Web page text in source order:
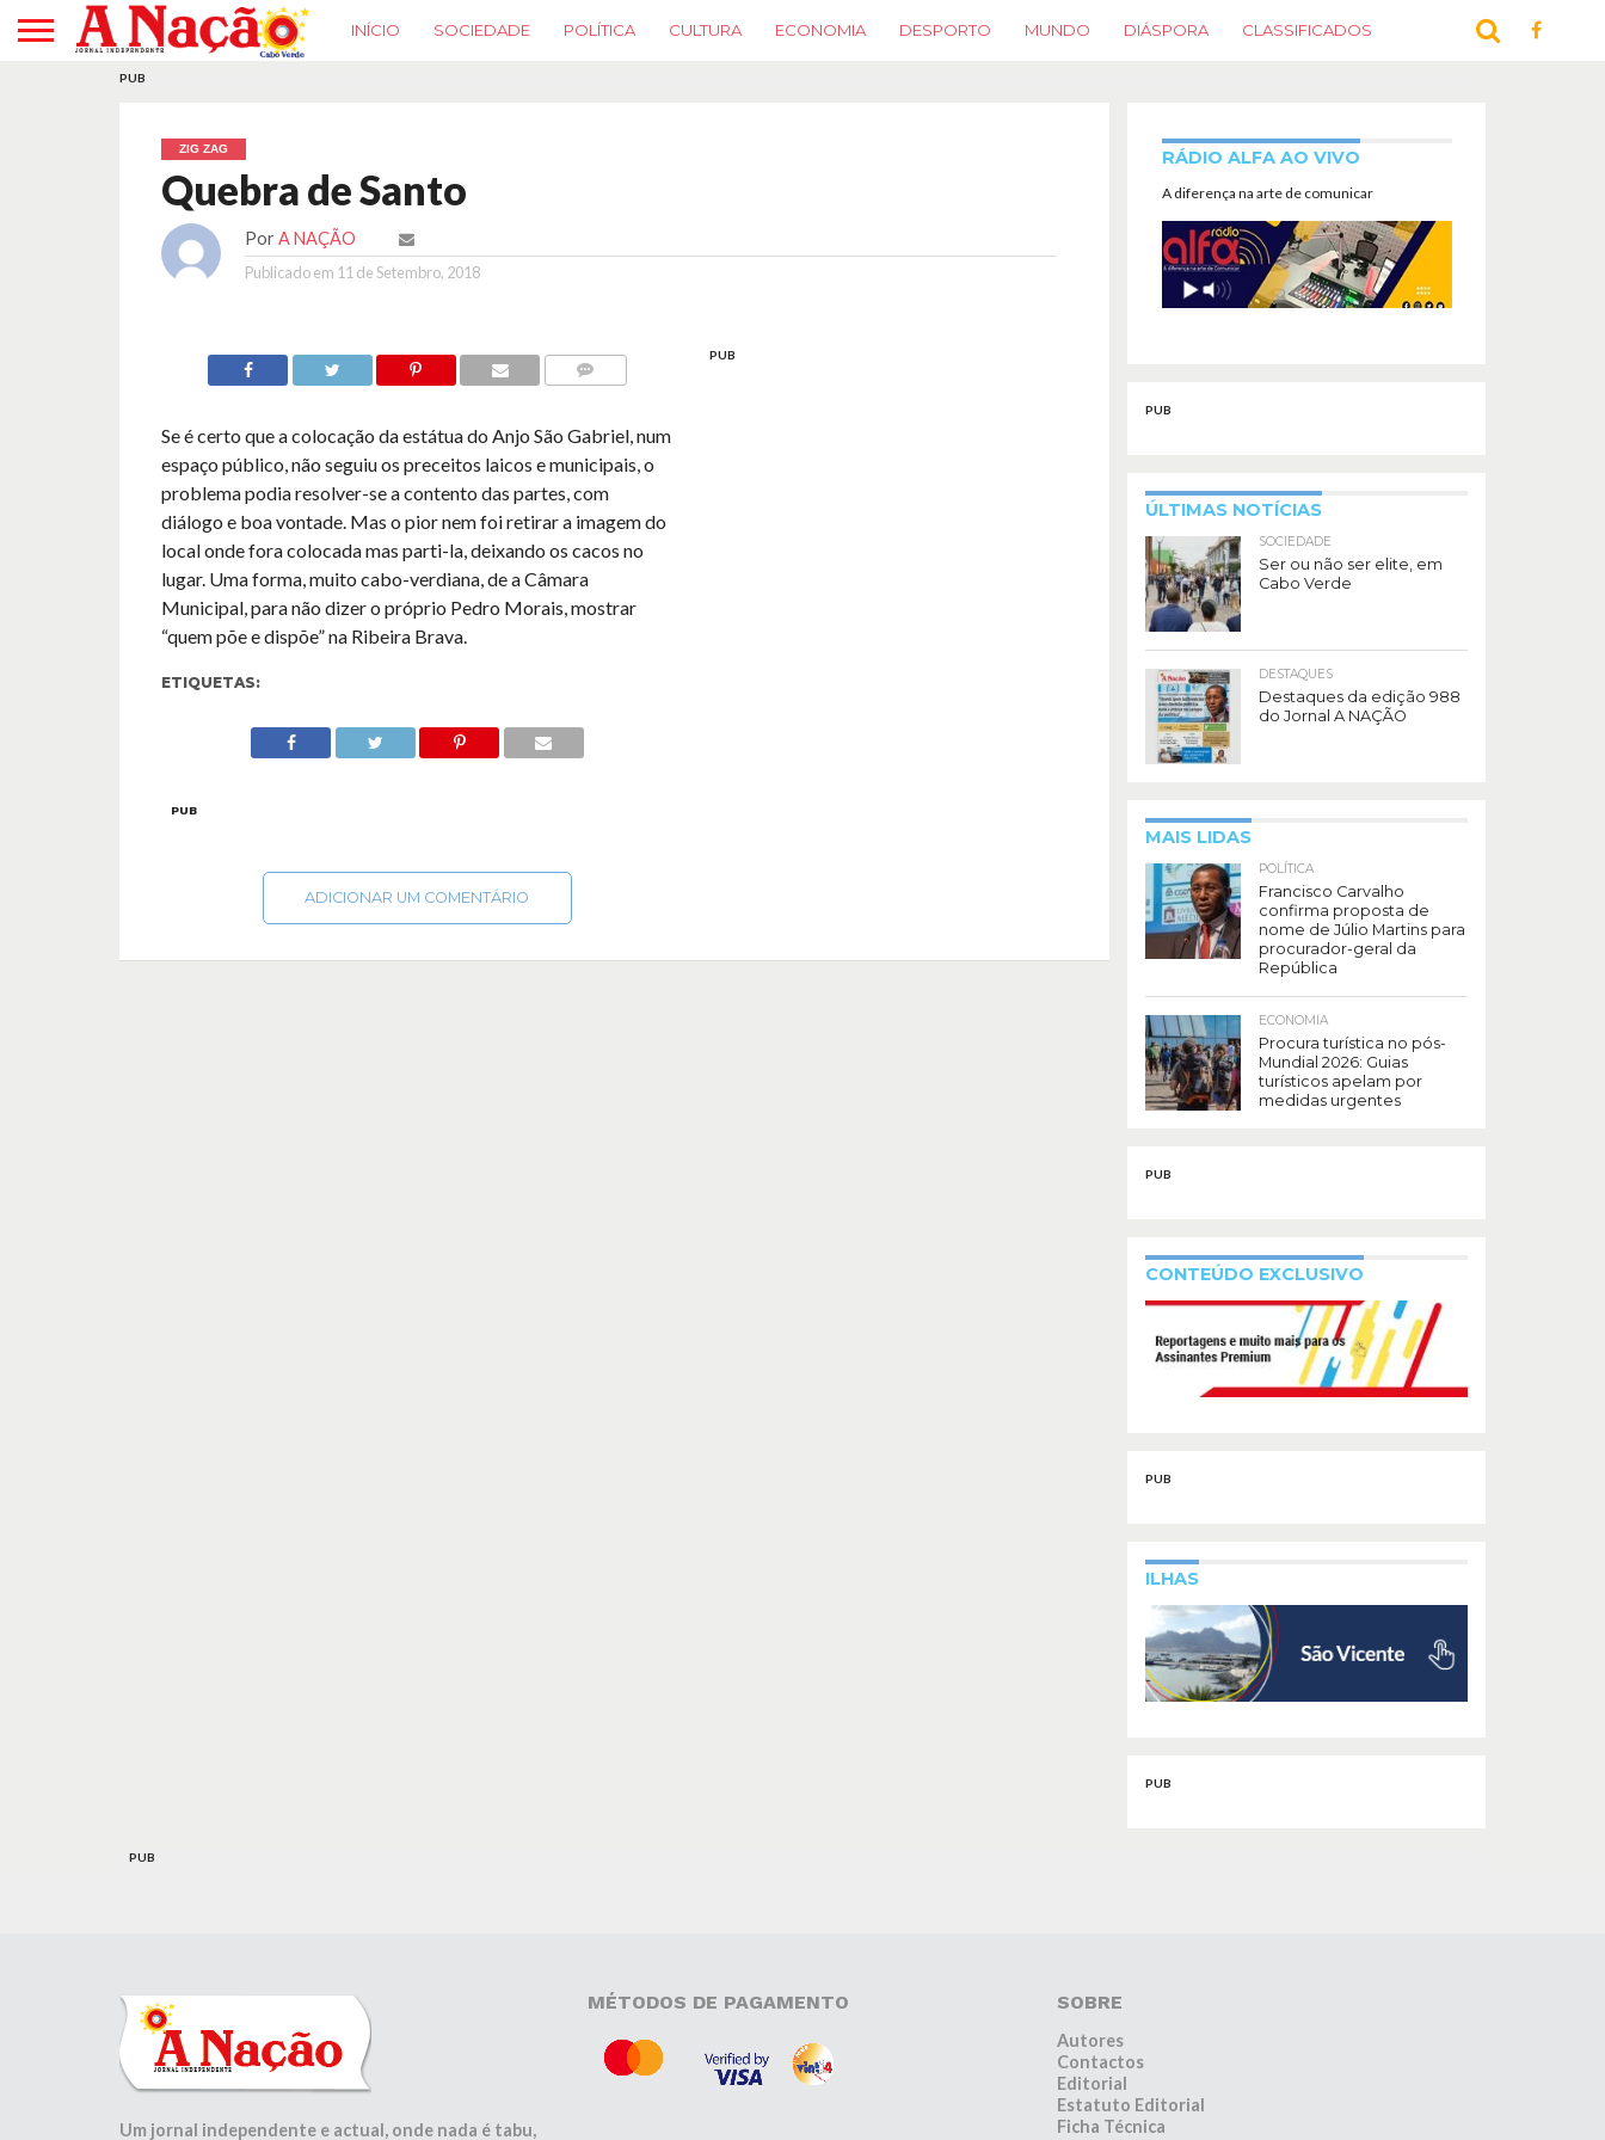
INÍCIO SOCIEDADE POLÍTICA CULTURA ECONOMIA DESPORTO MUNDO DIÁSPORA CLASSIFICADOS
PUB
ZIG ZAG
Quebra de Santo
Por A NAÇÃO
Publicado em 11 de Setembro, 2018
Se é certo que a colocação da estátua do Anjo São Gabriel, num
espaço público, não seguiu os preceitos laicos e municipais, o
problema podia resolver-se a contento das partes, com
diálogo e boa vontade. Mas o pior nem foi retirar a imagem do
local onde fora colocada mas parti-la, deixando os cacos no
lugar. Uma forma, muito cabo-verdiana, de a Câmara
Municipal, para não dizer o próprio Pedro Morais, mostrar
“quem põe e dispõe” na Ribeira Brava.
ETIQUETAS:
PUB
ADICIONAR UM COMENTÁRIO
PUB
RÁDIO ALFA AO VIVO
A diferença na arte de comunicar
PUB
ÚLTIMAS NOTÍCIAS
SOCIEDADE
Ser ou não ser elite, em
Cabo Verde
DESTAQUES
Destaques da edição 988
do Jornal A NAÇÃO
MAIS LIDAS
POLÍTICA
Francisco Carvalho
confirma proposta de
nome de Júlio Martins para
procurador-geral da
República
ECONOMIA
Procura turística no pós-
Mundial 2026: Guias
turísticos apelam por
medidas urgentes
PUB
CONTEÚDO EXCLUSIVO
PUB
ILHAS
PUB
PUB
Um jornal independente e actual, onde nada é tabu,
MÉTODOS DE PAGAMENTO SOBRE
Autores
Contactos
Editorial
Estatuto Editorial
Ficha Técnica